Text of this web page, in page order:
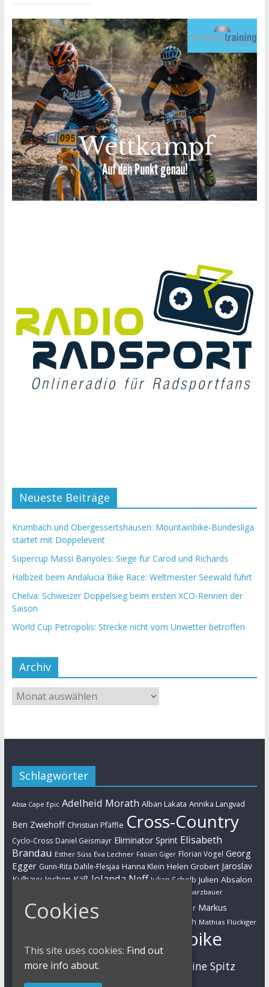
Neueste Beiträge
Krumbach und Obergessertshausen: Mountainbike-Bundesliga
startet mit Doppelevent
Supercup Massi Banyoles: Siege für Carod und Richards
Halbzeit beim Andalucia Bike Race: Weltmeister Seewald führt
Chelva: Schweizer Doppelsieg beim ersten XCO-Rennen der
Saison
World Cup Petropolis: Strecke nicht vom Unwetter betroffen
Archiv
Schlagwörter
Absa Cape Epic Adelheid Morath Alban Lakata Annika Langvad
Ben Zwiehoff Christian Pfäffle Cross-Country
Cyclo-Cross Daniel Geismayr Eliminator Sprint Elisabeth
Brandau Esther Süss Eva Lechner Fabian Giger Florian Vogel Georg
Egger Gunn-Rita Dahle-Flesjaa Hanna Klein Helen Grobert Jaroslav
Kulhavy Jochen Käß Jolanda Neff Julian Schelb Julien Absalon
Luca Schwarzbauer
Manuel FumicMarathon Markus Bauer Markus
Kaufmann Markus Schulte-Lünzum Martin Gluth Mathias Flückiger
Mountainbike
MTB Nadine Rieder Sabine Spitz
Simon Stiebjahn UCI
Cookies
This site uses cookies: Find out
more info about.